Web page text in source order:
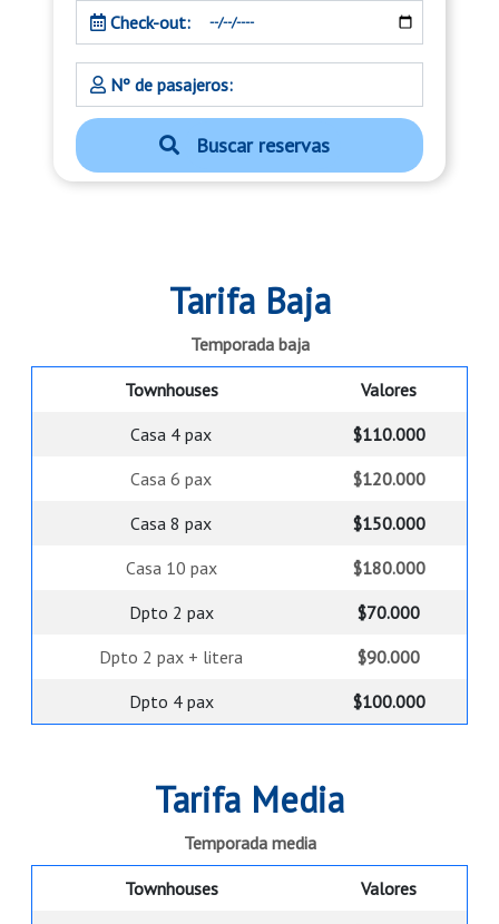
Check-out:
Nº de pasajeros:
Buscar reservas
Tarifa Baja
Temporada baja
Townhouses
Valores
Casa 4 pax
$‌110.000
Casa 6 pax
$‌120.000
Casa 8 pax
$‌150.000
Casa 10 pax
$‌180.000
Dpto 2 pax
$‌70.000
Dpto 2 pax + litera
$‌90.000
Dpto 4 pax
$‌100.000
Tarifa Media
Temporada media
Townhouses
Valores